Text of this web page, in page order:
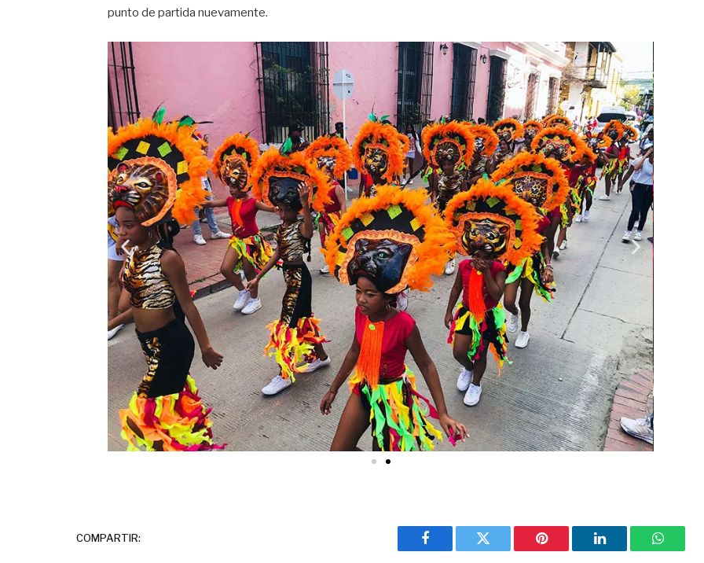
punto de partida nuevamente.
COMPARTIR:
Facebook Twitter Pinterest LinkedIn